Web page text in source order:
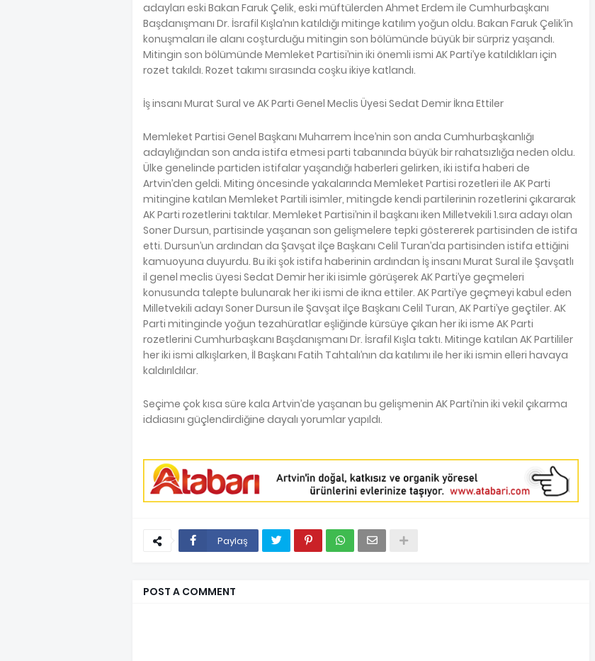
adayları eski Bakan Faruk Çelik, eski müftülerden Ahmet Erdem ile Cumhurbaşkanı
Başdanışmanı Dr. İsrafil Kışla’nın katıldığı mitinge katılım yoğun oldu. Bakan Faruk Çelik’in
konuşmaları ile alanı coşturduğu mitingin son bölümünde büyük bir sürpriz yaşandı.
Mitingin son bölümünde Memleket Partisi’nin iki önemli ismi AK Parti’ye katıldıkları için
rozet takıldı. Rozet takımı sırasında coşku ikiye katlandı.
İş insanı Murat Sural ve AK Parti Genel Meclis Üyesi Sedat Demir İkna Ettiler
Memleket Partisi Genel Başkanı Muharrem İnce’nin son anda Cumhurbaşkanlığı
adaylığından son anda istifa etmesi parti tabanında büyük bir rahatsızlığa neden oldu.
Ülke genelinde partiden istifalar yaşandığı haberleri gelirken, iki istifa haberi de
Artvin’den geldi. Miting öncesinde yakalarında Memleket Partisi rozetleri ile AK Parti
mitingine katılan Memleket Partili isimler, mitingde kendi partilerinin rozetlerini çıkararak
AK Parti rozetlerini taktılar. Memleket Partisi’nin il başkanı iken Milletvekili 1.sıra adayı olan
Soner Dursun, partisinde yaşanan son gelişmelere tepki göstererek partisinden de istifa
etti. Dursun’un ardından da Şavşat ilçe Başkanı Celil Turan’da partisinden istifa ettiğini
kamuoyuna duyurdu. Bu iki şok istifa haberinin ardından İş insanı Murat Sural ile Şavşatlı
il genel meclis üyesi Sedat Demir her iki isimle görüşerek AK Parti’ye geçmeleri
konusunda talepte bulunarak her iki ismi de ikna ettiler. AK Parti’ye geçmeyi kabul eden
Milletvekili adayı Soner Dursun ile Şavşat ilçe Başkanı Celil Turan, AK Parti’ye geçtiler. AK
Parti mitinginde yoğun tezahüratlar eşliğinde kürsüye çıkan her iki isme AK Parti
rozetlerini Cumhurbaşkanı Başdanışmanı Dr. İsrafil Kışla taktı. Mitinge katılan AK Partililer
her iki ismi alkışlarken, İl Başkanı Fatih Tahtalı’nın da katılımı ile her iki ismin elleri havaya
kaldırıldılar.
Seçime çok kısa süre kala Artvin’de yaşanan bu gelişmenin AK Parti’nin iki vekil çıkarma
iddiasını güçlendirdiğine dayalı yorumlar yapıldı.
Paylaş
POST A COMMENT